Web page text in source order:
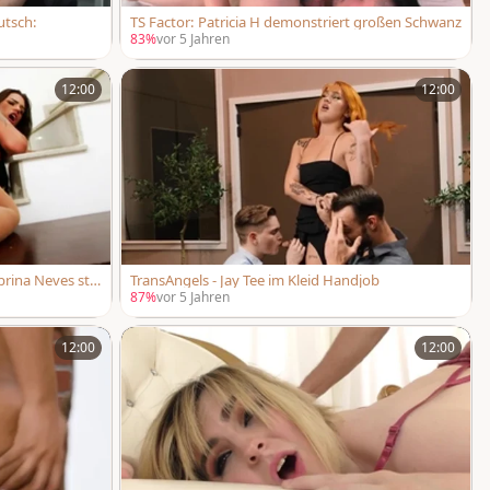
TS Factor: Patricia H demonstriert großen Schwanz
83%vor 5 Jahren
12:00
Neves sti
12:00
TransAngels - Jay Tee im Kleid Handjob
87%vor 5 Jahren
12:00 12:00